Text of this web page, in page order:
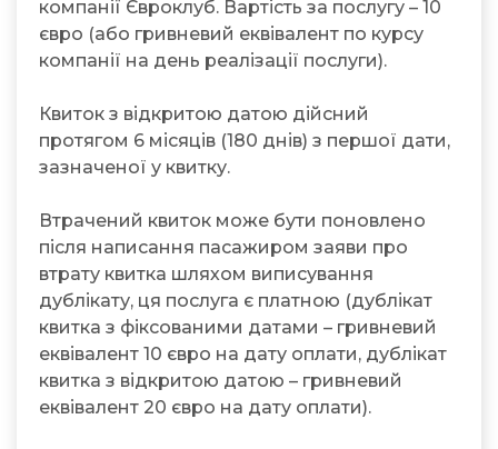
компанії Євроклуб. Вартість за послугу – 10
євро (або гривневий еквівалент по курсу
компанії на день реалізації послуги).
Квиток з відкритою датою дійсний
протягом 6 місяців (180 днів) з першої дати,
зазначеної у квитку.
Втрачений квиток може бути поновлено
після написання пасажиром заяви про
втрату квитка шляхом виписування
дублікату, ця послуга є платною (дублікат
квитка з фіксованими датами – гривневий
еквівалент 10 євро на дату оплати, дублікат
квитка з відкритою датою – гривневий
еквівалент 20 євро на дату оплати).